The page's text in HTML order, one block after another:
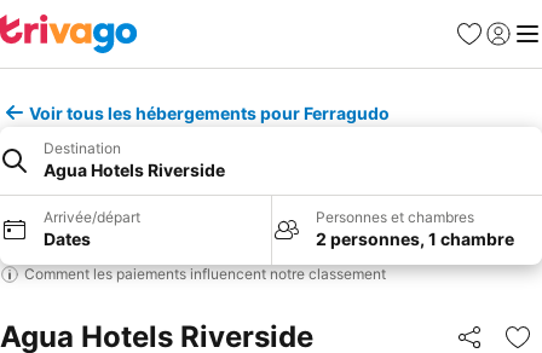
Favoris
Se
Voir tous les hébergements pour Ferragudo
Destination
Agua Hotels Riverside
Arrivée/départ
Dates
Personnes et chambres
2 personnes, 1 chambre
Comment les paiements influencent notre classement
Agua Hotels Riverside Partager